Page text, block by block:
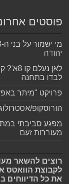
פוסטים
יהודה
לאן
לבדו בתחנה
פרויקט "מיתר
הורוסקופ/אסטרולוגיה:
מעוררות זעם
רוצים להשאר
לקבוצת הוואטס
את כל הדיווחים